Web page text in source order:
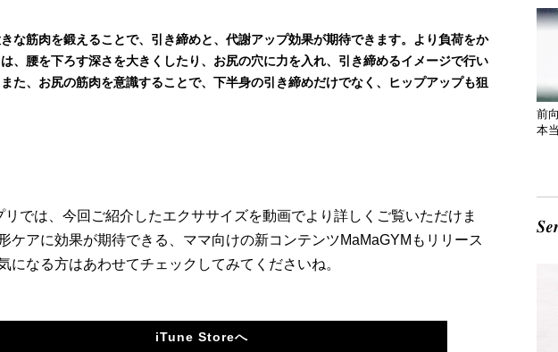
な筋肉を鍛えることで、引き締めと、代謝アップ効果が期待できます。より負荷をか
、腰を下ろす深さを大きくしたり、お尻の穴に力を入れ、引き締めるイメージで行い
た、お尻の筋肉を意識することで、下半身の引き締めだけでなく、ヒップアップも狙
リでは、今回ご紹介したエクササイズを動画でより詳しくご覧いただけま
ケアに効果が期待できる、ママ向けの新コンテンツMaMaGYMもリリース
になる方はあわせてチェックしてみてくださいね。
iTune Storeへ
前
本